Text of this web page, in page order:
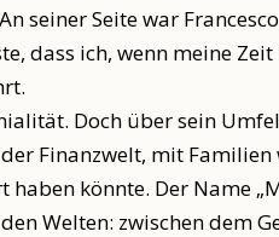
seiner Seite war
dass ich, wenn meine
Doch über sein
Finanzwelt, mit
könnte. Der Name
Welten: zwischen dem